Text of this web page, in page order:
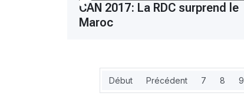
CAN 2017: La RDC surprend le
Maroc
Début Précédent 7 8 9